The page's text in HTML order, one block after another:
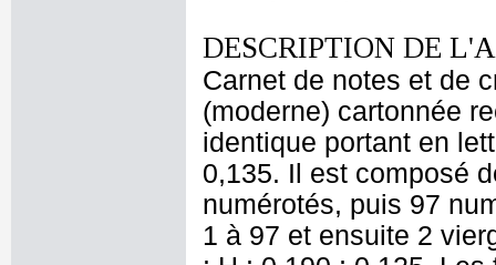
DESCRIPTION DE
Carnet de notes et de
(moderne) cartonnée
identique portant en
0,135. Il est composé
numérotés, puis 97
1 à 97 et ensuite 2